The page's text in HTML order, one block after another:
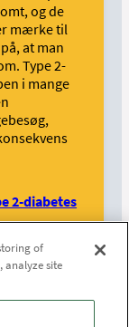
og de
mærke til
at man
Type 2-
i mange
2-diabetes
of
analyze site